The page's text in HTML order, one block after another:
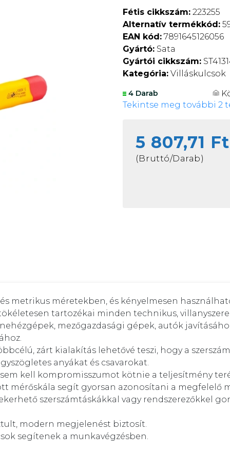
Fétis cikkszám:223255
Alternatív termékkód:
EAN kód:7891645126056
Gyártó:Sata
Gyártói cikkszám:
Kategória:Villáskulcsok
4 Darab
Tekintse meg további 2
5 807,71 Ft
(Bruttó/Darab)
és metrikus méretekben, és kényelmesen
tartozékai minden technikus,
mezőgazdasági gépek, autók
zárt kialakítás lehetővé teszi, hogy a
anyákat és csavarokat.
kell kompromisszumot kötnie a teljesítmény
mérőskála segít gyorsan azonosítani a megfelelő
szerszámtáskákkal vagy rendszerezőkkel
modern megjelenést biztosít.
segítenek a munkavégzésben.